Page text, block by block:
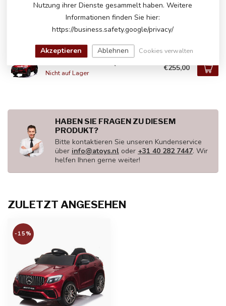
Mercedes-Benz GLE 450
Auf Lager
Nicht auf Lager
€255,00
HABEN SIE FRAGEN ZU DIESEM
PRODUKT?
Bitte kontaktieren Sie unseren Kundenservice
über info@atoys.nl oder +31 40 282 7447. Wir
helfen Ihnen gerne weiter!
ZULETZT ANGESEHEN
-15%
Nutzung ihrer Dienste gesammelt haben. Weitere
Informationen finden Sie hier:
https://business.safety.google/privacy/
Akzeptieren Ablehnen Cookies verwalten